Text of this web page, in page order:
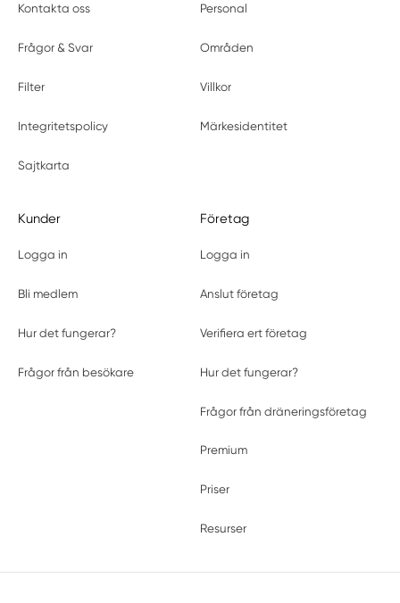
Kontakta oss Personal
Frågor & Svar Områden
Filter Villkor
Integritetspolicy Märkesidentitet
Sajtkarta
Kunder
Logga in
Bli medlem
Hur det fungerar?
Frågor från besökare
Företag
Logga in
Anslut företag
Verifiera ert företag
Hur det fungerar?
Frågor från dräneringsföretag
Premium
Priser
Resurser